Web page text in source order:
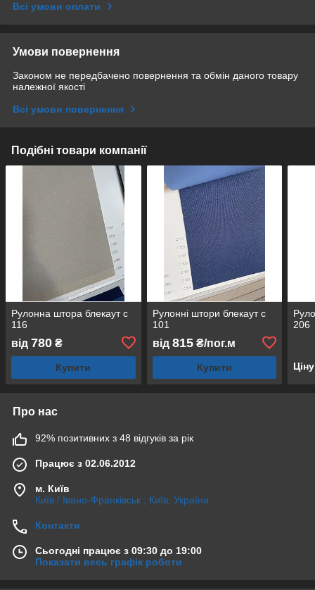
Всі умови оплати
Умови повернення
Законом не передбачено повернення та обмін даного товару
належної якості
Всі умови повернення
Подібні товари компанії
Рулонна штора блекаут с
116
від 780 ₴
Купити
Рулонні штори блекаут с
101
від 815₴/пог.м
Купити
206
Про нас
92% позитивних з 48 відгуків за рік
Працює з 02.06.2012
м. Київ
Київ / Івано-Франківськ , Київ, Україна
Контакти
Сьогодні працює з 09:30 до 19:00
Показати весь графік роботи